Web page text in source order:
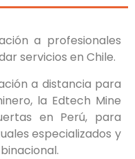
a profesionales
servicios en Chile.
a distancia para
la Edtech Mine
en Perú, para
especializados y